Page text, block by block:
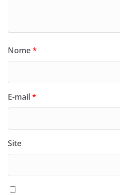
Nome*
E-mail*
Site